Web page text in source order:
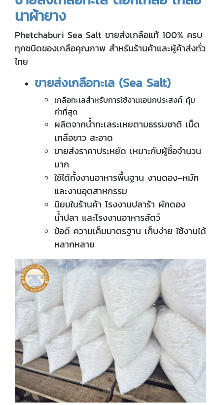
นาผ้ายาง
Phetchaburi Sea Salt ขายส่งเกลือแท้ 100% ครบ
ทุกชนิดของเกลือคุณภาพ สำหรับร้านค้าและผู้ค้าส่งทั่ว
ไทย
ขายส่งเกลือทะเล (Sea Salt)
เกลือทะเลสำหรับการใช้งานเอนกประสงค์ คุ้ม
ค่าที่สุด
ผลิตจากน้ำทะเลระเหยตามธรรมชาติ เม็ด
เกลือขาว สะอาด
ขายส่งราคาประหยัด เหมาะกับผู้ซื้อจำนวน
มาก
ใช้ได้ทั้งงานอาหารพื้นฐาน งานดอง–หมัก
และงานอุตสาหกรรม
นิยมในร้านค้า โรงงานปลาร้า ผักดอง
น้ำปลา และโรงงานอาหารสัตว์
ข้อดี ความเค็มมาตรฐาน เก็บง่าย ใช้งานได้
หลากหลาย